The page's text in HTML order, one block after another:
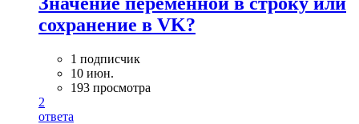
сохранение в VK?
1 подписчик
10 июн.
193 просмотра
2
ответа